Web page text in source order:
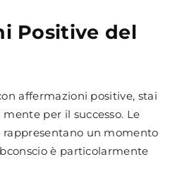
Positive del
affermazioni positive, stai
per il successo. Le
un momento
è particolarmente